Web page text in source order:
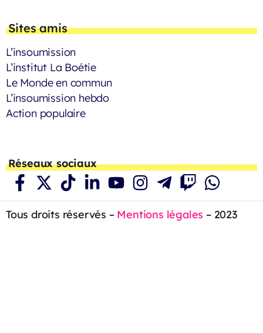
Sites amis
L’insoumission
L’institut La Boétie
Le Monde en commun
L’insoumission hebdo
Action populaire
Réseaux sociaux
Tous droits réservés – Mentions légales – 2023